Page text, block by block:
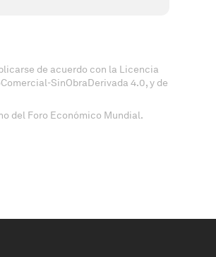
de acuerdo con la Licencia
SinObraDerivada 4.0, y de
del Foro Económico Mundial.